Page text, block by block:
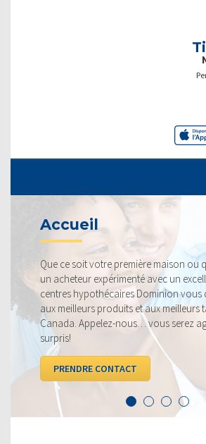
maison ou que vous soyez
un excellent crédit, les
vous donnent accès
meilleurs taux offerts au
serez agréablement
la